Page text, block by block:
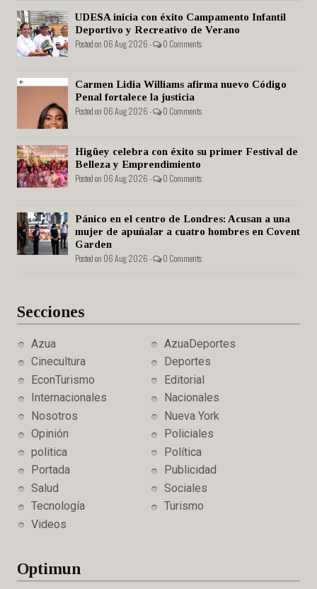
UDESA inicia con éxito Campamento Infantil
Deportivo y Recreativo de Verano
Posted on 06 Aug 2026 - 0 Comments
Carmen Lidia Williams afirma nuevo Código
Penal fortalece la justicia
Posted on 06 Aug 2026 - 0 Comments
Higüey celebra con éxito su primer Festival de
Belleza y Emprendimiento
Posted on 06 Aug 2026 - 0 Comments
Pánico en el centro de Londres: Acusan a una
mujer de apuñalar a cuatro hombres en Covent
Garden
Posted on 06 Aug 2026 - 0 Comments
Secciones
Azua
AzuaDeportes
Cinecultura
Deportes
EconTurismo
Editorial
Internacionales
Nacionales
Nosotros
Nueva York
Opinión
Policiales
politica
Política
Portada
Publicidad
Salud
Sociales
Tecnología
Turismo
Videos
Optimun